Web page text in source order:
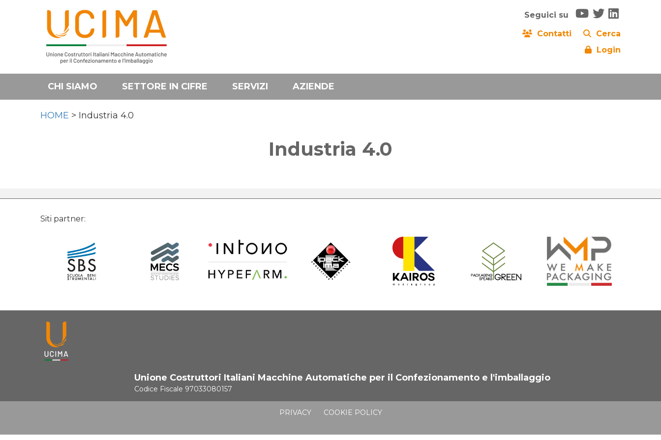
Seguici su
Contatti
Cerca
Login
CHI SIAMO SETTORE IN CIFRE SERVIZI AZIENDE
HOME > Industria 4.0
Industria 4.0
Siti partner:
Unione Costruttori Italiani Macchine Automatiche per il Confezionamento e l'imballaggio
Codice Fiscale 97033080157
PRIVACY COOKIE POLICY